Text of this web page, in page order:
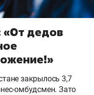
«От дедов
закрылось 3,7
омбудсмен. Зато